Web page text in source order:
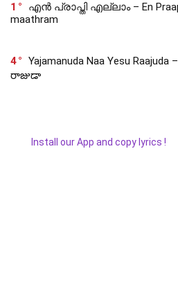
1
എൻ പ്രാപ്തി എല്ലാം – En
maathram
4
Yajamanuda Naa Yesu
రాజుడా
Install our App and copy lyrics !